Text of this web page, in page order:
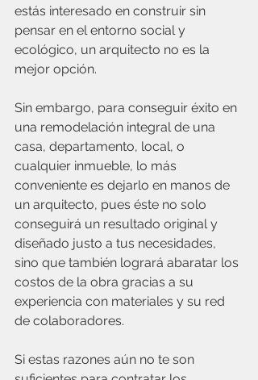
estás interesado en construir sin
pensar en el entorno social y
ecológico, un arquitecto no es la
mejor opción.
Sin embargo, para conseguir éxito en
una remodelación integral de una
casa, departamento, local, o
cualquier inmueble, lo más
conveniente es dejarlo en manos de
un arquitecto, pues éste no solo
conseguirá un resultado original y
diseñado justo a tus necesidades,
sino que también logrará abaratar los
costos de la obra gracias a su
experiencia con materiales y su red
de colaboradores.
Si estas razones aún no te son